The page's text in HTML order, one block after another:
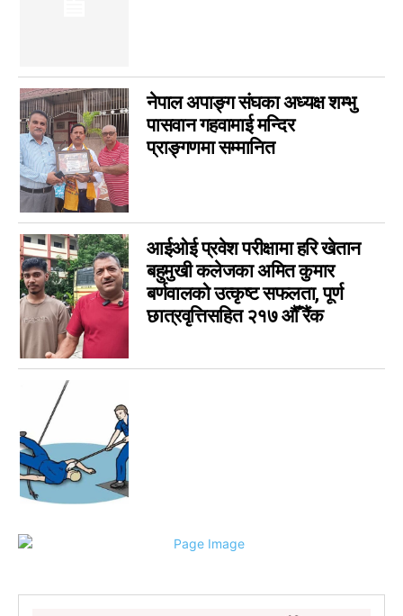
नेपाल अपाङ्ग संघका अध्यक्ष शम्भु
पासवान गहवामाई मन्दिर
प्राङ्गणमा सम्मानित
आईओई प्रवेश परीक्षामा हरि खेतान
बहुमुखी कलेजका अमित कुमार
बर्णवालको उत्कृष्ट सफलता, पूर्ण
छात्रवृत्तिसहित २१७ औँ रैंक